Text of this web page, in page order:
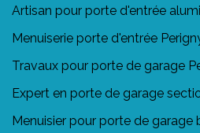
Artisan pour porte d'entrée
Menuiserie porte d'entrée
Travaux pour porte de garage
Expert en porte de garage
Menuisier pour porte de garage